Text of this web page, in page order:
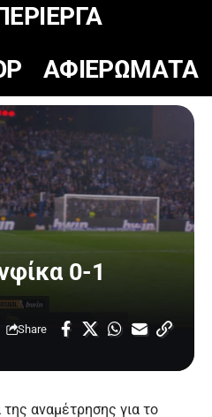
ΑΦΙΕΡΩΜΑΤΑ
0-1
Share
της αναμέτρησης για το